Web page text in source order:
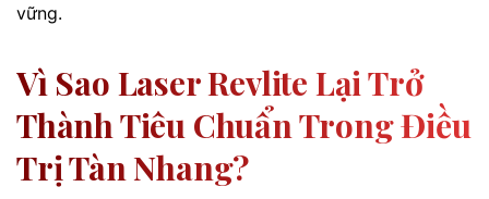
vững.
Vì Sao Laser Revlite Lại Trở
Thành Tiêu Chuẩn Trong Điều
Trị Tàn Nhang?